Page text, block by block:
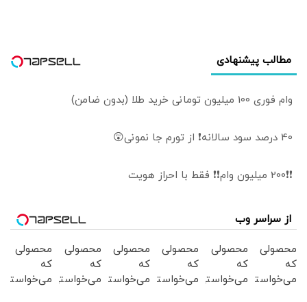
مطالب پیشنهادی
وام فوری 100 میلیون تومانی خرید طلا (بدون ضامن)
40 درصد سود سالانه❗ از تورم جا نمونی😲
❗❗200 میلیون وام❗❗ فقط با احراز هویت
از سراسر وب
محصولی
که
می‌خواستی
محصولی
که
می‌خواستی
محصولی
که
می‌خواستی
محصولی
که
می‌خواستی
محصولی
که
می‌خواستی
محصولی
که
می‌خواستی